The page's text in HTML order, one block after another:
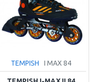
TEMPISH I MAX 84